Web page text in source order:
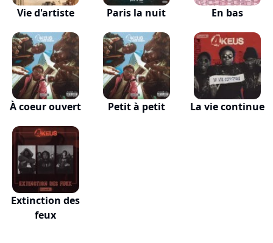
Vie d'artiste Paris la nuit En bas
À coeur ouvert Petit à petit La vie continue
Extinction des
feux